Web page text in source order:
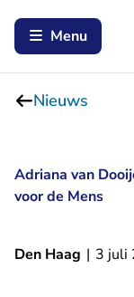
Menu
Nieuws
Adriana van
voor de Mens
Den Haag | 3 juli